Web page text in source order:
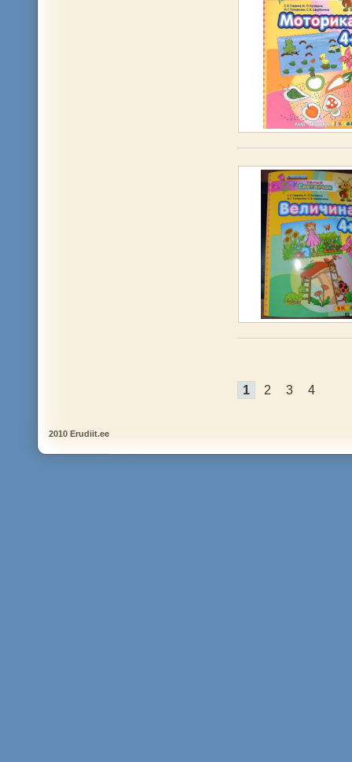
1 2 3 4
2010 Erudiit.ee